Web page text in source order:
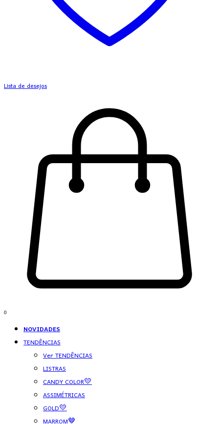
Lista de desejos
0
NOVIDADES
TENDÊNCIAS
Ver TENDÊNCIAS
LISTRAS
CANDY COLOR💛
ASSIMÉTRICAS
GOLD💛